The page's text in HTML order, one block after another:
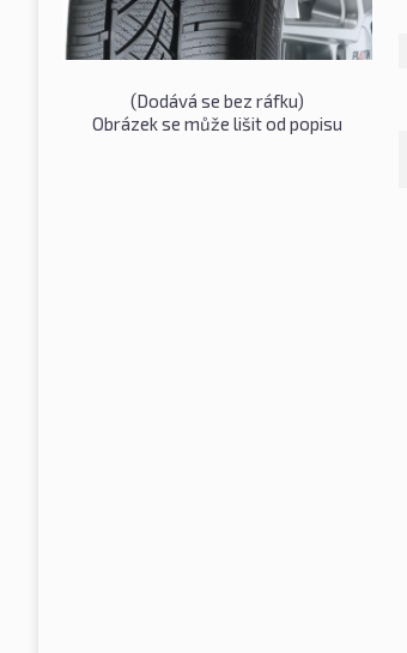
(Dodává se bez ráfku)
Obrázek se může lišit od popisu